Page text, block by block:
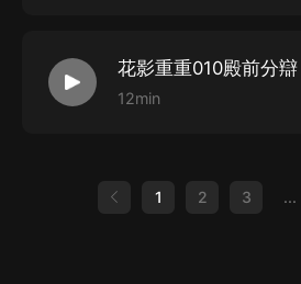
花影重重010殿前分辯
12min
1 2 3 ...